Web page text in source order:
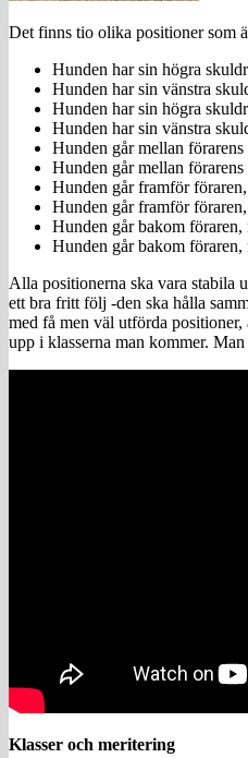
Det finns tio olika positioner som
Hunden har sin högra
Hunden har sin vänstra
Hunden har sin högra
Hunden har sin vänstra
Hunden går mellan
Hunden går mellan
Hunden går framför
Hunden går framför
Hunden går bakom föraren,
Hunden går bakom föraren,
Alla positionerna ska vara stabila
ett bra fritt följ -den ska hålla
med få men väl utförda
upp i klasserna man kommer.
Klasser och meritering